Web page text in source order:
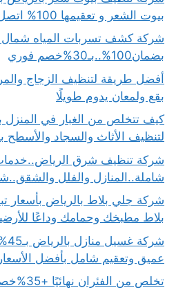
بيوت الشعر و تعقيمها 100% اتصل بنا الان
شركة كشف تسربات المياه شمال
بضمان100%..بـ30%خصم فوري
أفضل طريقة لتنظيف الزجاج
بقع ولمعان يدوم طويلًا
كيف تتخلص من الغبار في المنزل
لتنظيف الأثاث والسجاد والأسطح
شركة تنظيف شرق
شاملة..المنازل والفلل
بلاط مطبخك وحمامك وداعًا
عميق وتعقيم شامل بأفضل الأسعار
تخلص من